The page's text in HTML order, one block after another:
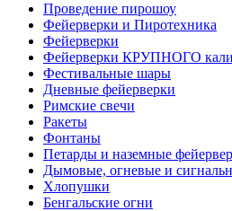
Проведение пирошоу
Фейерверки и Пиротехника
Фейерверки
Фейерверки КРУПНОГО
Фестивальные шары
Дневные фейерверки
Римские свечи
Ракеты
Фонтаны
Петарды и наземные
Дымовые, огневые и
Хлопушки
Бенгальские огни